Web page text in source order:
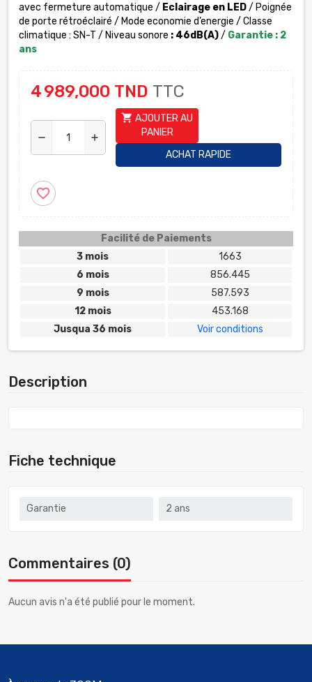
avec fermeture automatique / Eclairage en LED/ Poignée
de porte rétroéclairé / Mode economie d’energie / Classe
climatique : SN-T / Niveau sonore : 46dB(A)/ Garantie : 2
ans
4 989,000 TND TTC
remove add
shopping_cart AJOUTER AU
PANIER
ACHAT RAPIDE
favorite_border
Facilité de Paiements
3 mois
1663
6 mois
856.445
9 mois
587.593
12 mois
453.168
Jusqua 36 mois
Voir conditions
Description
Fiche technique
Garantie 2 ans
Commentaires (0)
Aucun avis n'a été publié pour le moment.